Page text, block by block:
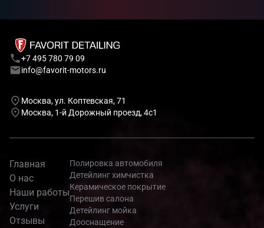
+7 495 780 79 09
info@favorit-motors.ru
Москва, ул. Коптевская, 71
Москва, 1-й Дорожный проезд, 4с1
Главная
О нас
Наши работы
Услуги
Отзывы
Полировка автомобиля
Детейлинг химчистка
Керамическое покрытие
Перешив салона
Детейлинг мойка
Дооснащение